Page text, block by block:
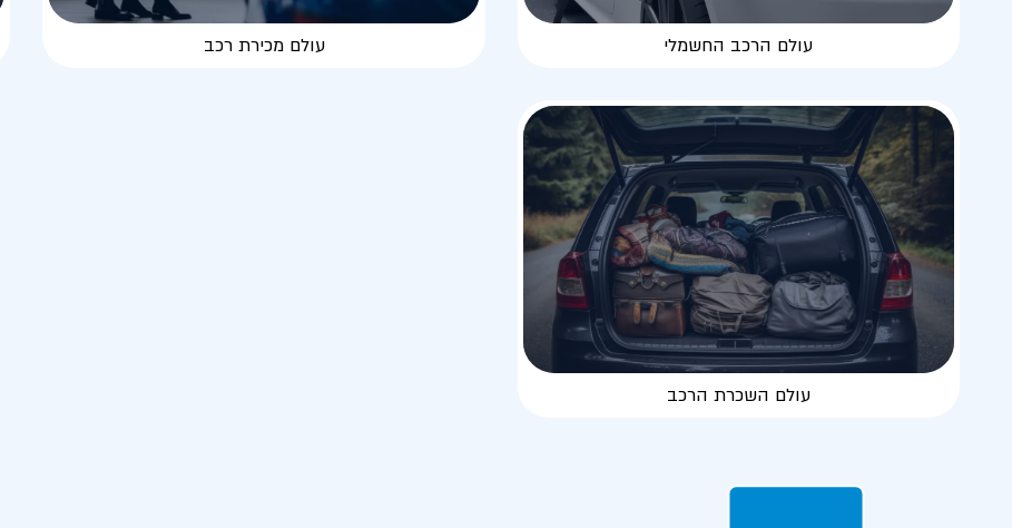
עולם הרכב החשמלי עולם מכירת רכב
עולם השכרת הרכב